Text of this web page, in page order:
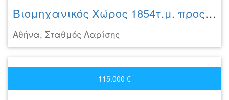
Βιομηχανικός Χώρος 1854τ.μ. προς πώληση
Αθήνα, Σταθμός Λαρίσης
115.000 €